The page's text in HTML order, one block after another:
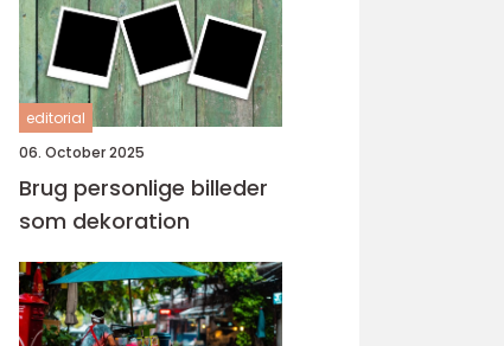
editorial
06. October 2025
Brug personlige billeder
som dekoration